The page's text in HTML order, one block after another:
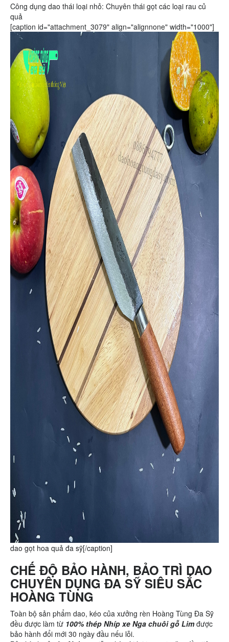
Công dụng dao thái loại nhỏ: Chuyên thái gọt các loại rau củ
quả
[caption id="attachment_3079" align="alignnone" width="1000"]
dao gọt hoa quả đa sỹ[/caption]
CHẾ ĐỘ BẢO HÀNH, BẢO TRÌ DAO
CHUYÊN DỤNG ĐA SỸ SIÊU SẮC
HOÀNG TÙNG
Toàn bộ sản phẩm dao, kéo của xưởng rèn Hoàng Tùng Đa Sỹ
đều được làm từ 100% thép Nhíp xe Nga chuôi gỗ Limđược
bảo hành đổi mới 30 ngày đầu nếu lỗi.